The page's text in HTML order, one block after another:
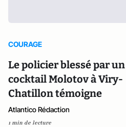
COURAGE
Le policier blessé par un
cocktail Molotov à Viry-
Chatillon témoigne
Atlantico Rédaction
1 min de lecture